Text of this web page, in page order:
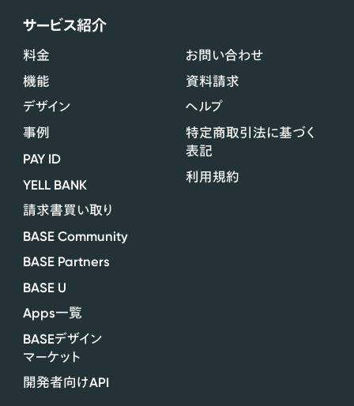
サービス紹介
料金
機能
デザイン
事例
PAY ID
YELL BANK
請求書買い取り
BASE Community
BASE Partners
BASE U
Apps一覧
BASEデザイン
マーケット
開発者向けAPI
お問い合わせ
資料請求
ヘルプ
特定商取引法に基づく
表記
利用規約